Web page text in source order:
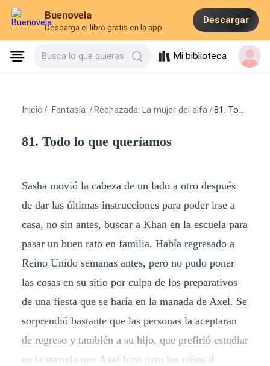
Buenovela
Descarga el libro gratis en la app
Descargar
Busca lo que quieras Mi biblioteca
Inicio / Fantasía / Rechazada: La mujer del alfa /81. Todo lo que queríamos
81. Todo lo que queríamos
Sasha movió la cabeza de un lado a otro después
de dar las últimas instrucciones para poder irse a
casa, no sin antes, buscar a Khan en la escuela para
pasar un buen rato en familia. Había regresado a
Reino Unido semanas antes, pero no pudo poner
las cosas en su sitio por culpa de los preparativos
de una fiesta que se haría en la manada de Axel. Se
sorprendió bastante que las personas la aceptaran
de regreso y también a su hijo, que prefirió estudiar
en la escuela que Axel hizo para los niños d